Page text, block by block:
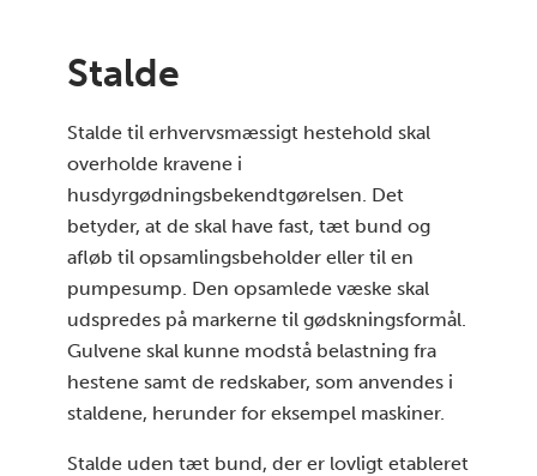
Stalde
Stalde til erhvervsmæssigt hestehold skal
overholde kravene i
husdyrgødningsbekendtgørelsen. Det
betyder, at de skal have fast, tæt bund og
afløb til opsamlingsbeholder eller til en
pumpesump. Den opsamlede væske skal
udspredes på markerne til gødskningsformål.
Gulvene skal kunne modstå belastning fra
hestene samt de redskaber, som anvendes i
staldene, herunder for eksempel maskiner.
Stalde uden tæt bund, der er lovligt etableret